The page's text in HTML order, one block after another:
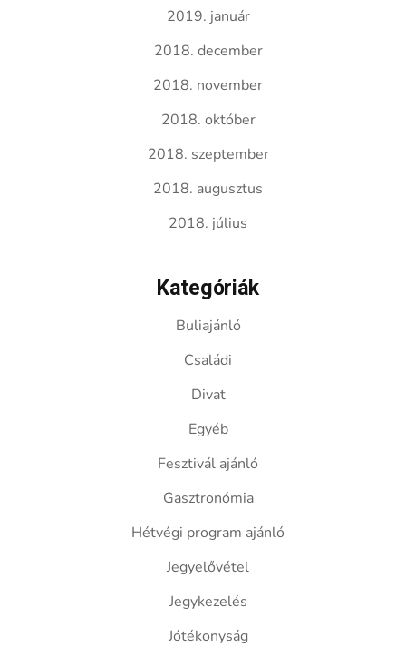
2019. január
2018. december
2018. november
2018. október
2018. szeptember
2018. augusztus
2018. július
Kategóriák
Buliajánló
Családi
Divat
Egyéb
Fesztivál ajánló
Gasztronómia
Hétvégi program ajánló
Jegyelővétel
Jegykezelés
Jótékonyság